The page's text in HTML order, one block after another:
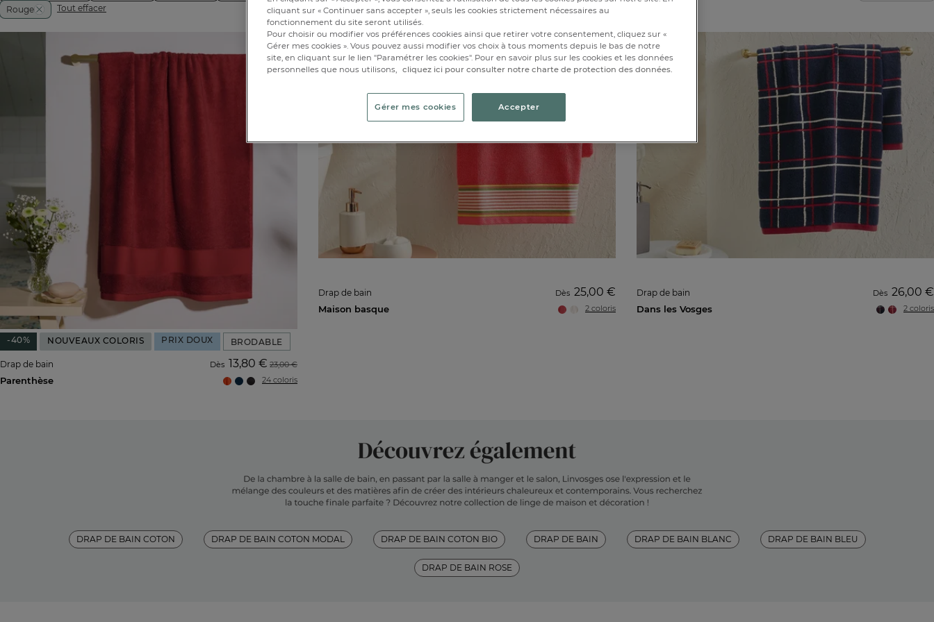
Rouge Tout effacer
-40% NOUVEAUX COLORIS PRIX DOUX BRODABLE
Drap de bain
Parenthèse
Dès 13,80 € 23,00 €
24 coloris
Drap de bain
Maison basque
Dès 25,00 €
2 coloris
Drap de bain
Dans les Vosges
Dès 26,00 €
2 coloris
DRAP DE BAIN COTON DRAP DE BAIN COTON MODAL DRAP DE BAIN COTON BIO DRAP DE BAIN DRAP DE BAIN BLANC DRAP DE BAIN BLEU
DRAP DE BAIN ROSE
cliquant sur « Continuer sans accepter », seuls les cookies strictement nécessaires au
fonctionnement du site seront utilisés.
Pour choisir ou modifier vos préférences cookies ainsi que retirer votre consentement, cliquez sur «
Gérer mes cookies ». Vous pouvez aussi modifier vos choix à tous moments depuis le bas de notre
site, en cliquant sur le lien "Paramétrer les cookies". Pour en savoir plus sur les cookies et les données
personnelles que nous utilisons, cliquez ici pour consulter notre charte de protection des données.
Gérer mes cookies Accepter